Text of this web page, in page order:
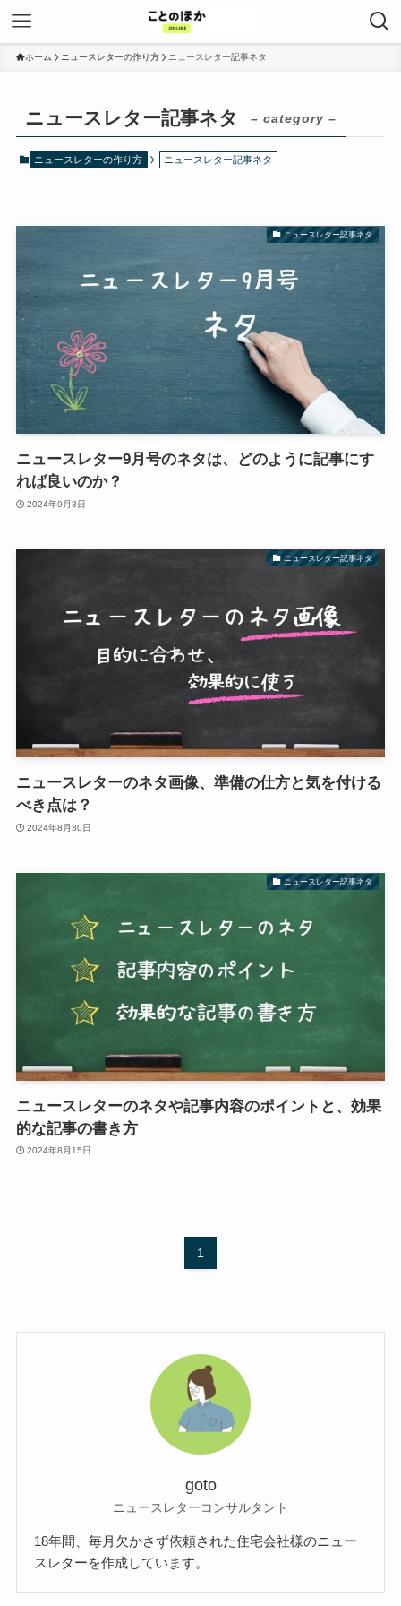
ホーム ニュースレターの作り方 ニュースレター記事ネタ
ニュースレター記事ネタ – category –
ニュースレターの作り方 ニュースレター記事ネタ
ニュースレター記事ネタ
ニュースレター9月号のネタは、どのように記事にす
れば良いのか？
2024年9月3日
ニュースレター記事ネタ
ニュースレターのネタ画像、準備の仕方と気を付ける
べき点は？
2024年8月30日
ニュースレター記事ネタ
ニュースレターのネタや記事内容のポイントと、効果
的な記事の書き方
2024年8月15日
1
goto
ニュースレターコンサルタント
18年間、毎月欠かさず依頼された住宅会社様のニュー
スレターを作成しています。